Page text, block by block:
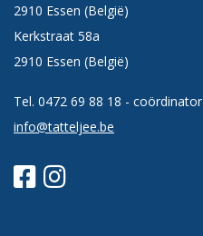
2910 Essen (België)
Kerkstraat 58a
2910 Essen (België)
Tel. 0472 69 88 18 - coördinator
info@tatteljee.be